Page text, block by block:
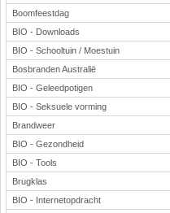
Boomfeestdag
BIO - Downloads
BIO - Schooltuin / Moestuin
Bosbranden Australië
BIO - Geleedpotigen
BIO - Seksuele vorming
Brandweer
BIO - Gezondheid
BIO - Tools
Brugklas
BIO - Internetopdracht